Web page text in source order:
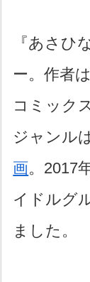
『あさひ
ー。作者
コミック
ジャンル
画。2017
イドルグ
ました。